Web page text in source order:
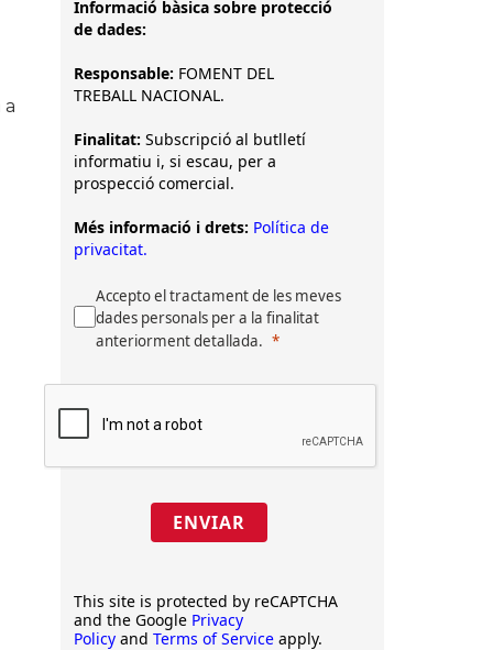
a
Informació bàsica sobre protecció
de dades:
Responsable: FOMENT DEL
TREBALL NACIONAL.
Finalitat: Subscripció al butlletí
informatiu i, si escau, per a
prospecció comercial.
Més informació i drets: Política de
privacitat.
Accepto el tractament de les meves
dades personals per a la finalitat
anteriorment detallada.
ENVIAR
This site is protected by reCAPTCHA
and the Google Privacy
Policy and Terms of Service apply.